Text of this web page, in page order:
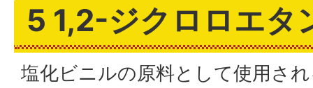
5 1,2-ジクロロエタ
塩化ビニルの原料として使用さ